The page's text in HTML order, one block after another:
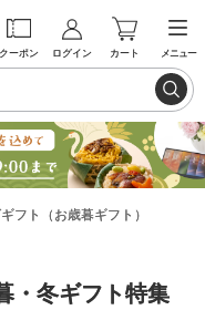
クーポン ログイン カート メニュー
フト（お歳暮ギフト）
・冬ギフト特集